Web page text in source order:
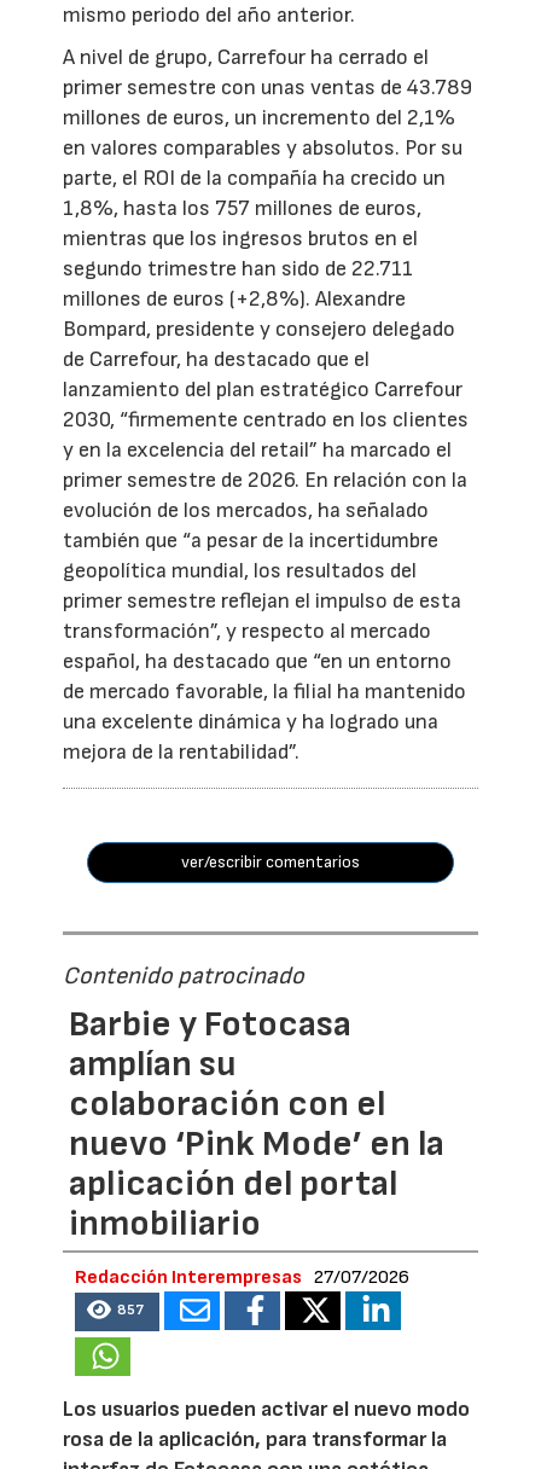
mismo periodo del año anterior.
A nivel de grupo, Carrefour ha cerrado el
primer semestre con unas ventas de 43.789
millones de euros, un incremento del 2,1%
en valores comparables y absolutos. Por su
parte, el ROI de la compañía ha crecido un
1,8%, hasta los 757 millones de euros,
mientras que los ingresos brutos en el
segundo trimestre han sido de 22.711
millones de euros (+2,8%). Alexandre
Bompard, presidente y consejero delegado
de Carrefour, ha destacado que el
lanzamiento del plan estratégico Carrefour
2030, “firmemente centrado en los clientes
y en la excelencia del retail” ha marcado el
primer semestre de 2026. En relación con la
evolución de los mercados, ha señalado
también que “a pesar de la incertidumbre
geopolítica mundial, los resultados del
primer semestre reflejan el impulso de esta
transformación”, y respecto al mercado
español, ha destacado que “en un entorno
de mercado favorable, la filial ha mantenido
una excelente dinámica y ha logrado una
mejora de la rentabilidad”.
ver/escribir comentarios
Contenido patrocinado
Barbie y Fotocasa
amplían su
colaboración con el
nuevo ‘Pink Mode’ en la
aplicación del portal
inmobiliario
Redacción Interempresas 27/07/2026
857
Los usuarios pueden activar el nuevo modo
rosa de la aplicación, para transformar la